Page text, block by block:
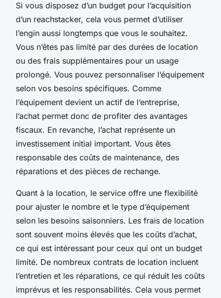
Si vous disposez d’un budget pour l’acquisition
d’un reachstacker, cela vous permet d’utiliser
l’engin aussi longtemps que vous le souhaitez.
Vous n’êtes pas limité par des durées de location
ou des frais supplémentaires pour un usage
prolongé. Vous pouvez personnaliser l’équipement
selon vos besoins spécifiques. Comme
l’équipement devient un actif de l’entreprise,
l’achat permet donc de profiter des avantages
fiscaux. En revanche, l’achat représente un
investissement initial important. Vous êtes
responsable des coûts de maintenance, des
réparations et des pièces de rechange.
Quant à la location, le service offre une flexibilité
pour ajuster le nombre et le type d’équipement
selon les besoins saisonniers. Les frais de location
sont souvent moins élevés que les coûts d’achat,
ce qui est intéressant pour ceux qui ont un budget
limité. De nombreux contrats de location incluent
l’entretien et les réparations, ce qui réduit les coûts
imprévus et les responsabilités. Cela vous permet